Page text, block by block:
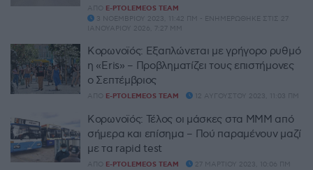
ΑΠΌ E-PTOLEMEOS TEAM
3 ΝΟΕΜΒΡΊΟΥ 2023, 11:42 ΠΜ - ΕΝΗΜΕΡΏΘΗΚΕ ΣΤΙΣ 27
ΙΑΝΟΥΑΡΊΟΥ 2026, 7:27 ΜΜ
Κορωνοϊός: Εξαπλώνεται με γρήγορο ρυθμό
η «Eris» – Προβληματίζει τους επιστήμονες
ο Σεπτέμβριος
ΑΠΌ E-PTOLEMEOS TEAM 12 ΑΥΓΟΎΣΤΟΥ 2023, 11:03 ΠΜ
Κορωνοϊός: Τέλος οι μάσκες στα ΜΜΜ από
σήμερα και επίσημα – Πού παραμένουν μαζί
με τα rapid test
ΑΠΌ E-PTOLEMEOS TEAM 27 ΜΑΡΤΊΟΥ 2023, 10:06 ΠΜ